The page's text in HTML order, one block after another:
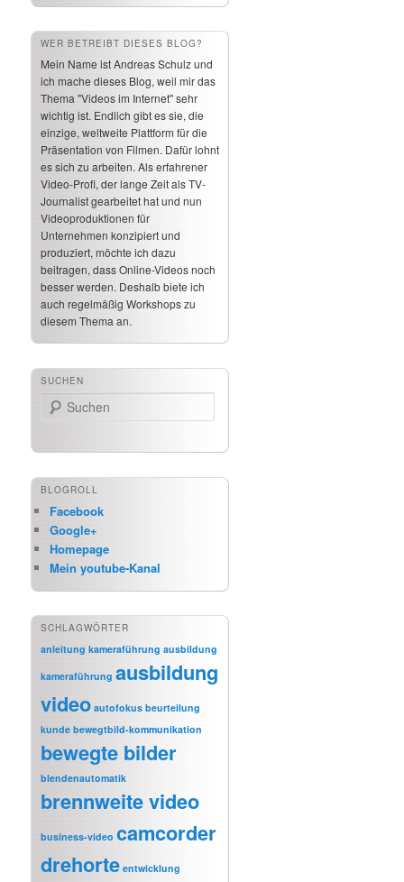
WER BETREIBT DIESES BLOG?
Mein Name ist Andreas Schulz und
ich mache dieses Blog, weil mir das
Thema "Videos im Internet" sehr
wichtig ist. Endlich gibt es sie, die
einzige, weltweite Plattform für die
Präsentation von Filmen. Dafür lohnt
es sich zu arbeiten. Als erfahrener
Video-Profi, der lange Zeit als TV-
Journalist gearbeitet hat und nun
Videoproduktionen für
Unternehmen konzipiert und
produziert, möchte ich dazu
beitragen, dass Online-Videos noch
besser werden. Deshalb biete ich
auch regelmäßig Workshops zu
diesem Thema an.
SUCHEN
Suchen
BLOGROLL
Facebook
Google+
Homepage
Mein youtube-Kanal
SCHLAGWÖRTER
anleitung kameraführung ausbildung
kameraführung ausbildung
video autofokus beurteilung
kunde bewegtbild-kommunikation
bewegte bilder
blendenautomatik
brennweite video
business-video camcorder
drehorte entwicklung